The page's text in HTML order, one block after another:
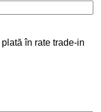
plată în rate trade-in